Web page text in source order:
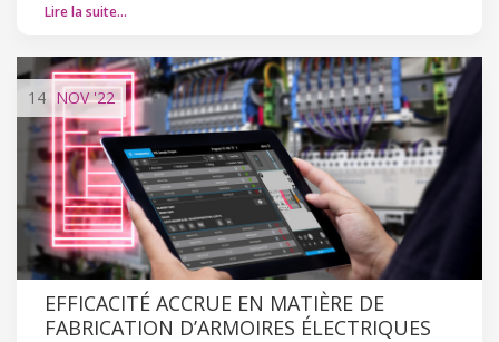
Lire la suite…
14 NOV'22
EFFICACITÉ ACCRUE EN MATIÈRE DE
FABRICATION D’ARMOIRES ÉLECTRIQUES